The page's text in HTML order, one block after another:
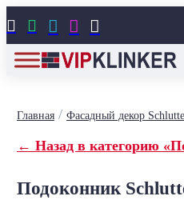
    
Главная/ Фасадный декор Schlutte
← Назад в категорию
Подоконник